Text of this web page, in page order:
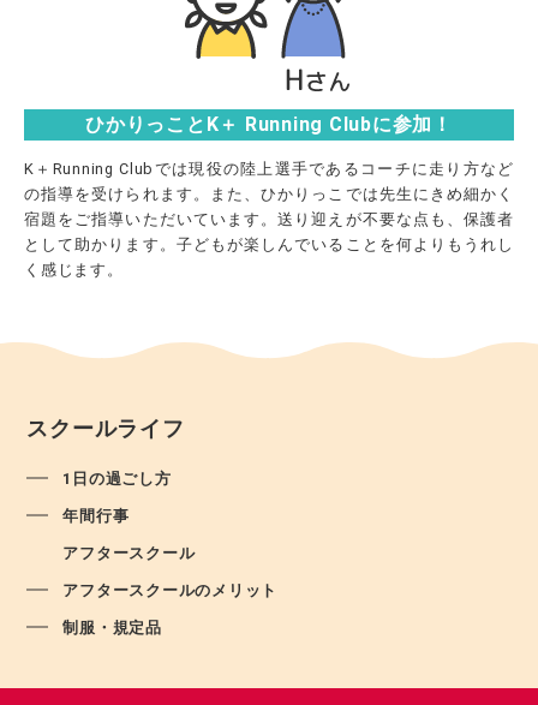
ひかりっことK＋ Running Clubに参加！
K＋Running Clubでは現役の陸上選手であるコーチに走り方など
の指導を受けられます。また、ひかりっこでは先生にきめ細かく
宿題をご指導いただいています。送り迎えが不要な点も、保護者
として助かります。子どもが楽しんでいることを何よりもうれし
く感じます。
スクールライフ
1日の過ごし方
年間行事
アフタースクール
アフタースクールのメリット
制服・規定品